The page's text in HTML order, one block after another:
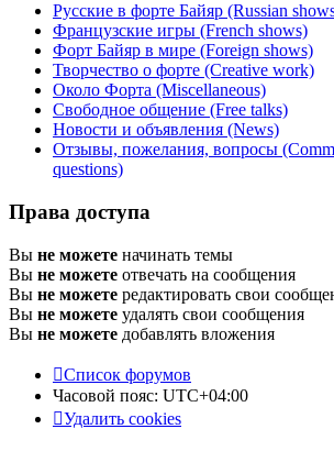
Русские в форте Байяр (Russian
Французские игры (French shows)
Форт Байяр в мире (Foreign shows)
Творчество о форте (Creative work)
Около Форта (Miscellaneous)
Свободное общение (Free talks)
Новости и объявления (News)
Отзывы, пожелания, вопросы
questions)
Права доступа
Вы не можете начинать темы
Вы не можете отвечать на сообщения
Вы не можете редактировать свои
Вы не можете удалять свои сообщения
Вы не можете добавлять вложения
Список форумов
Часовой пояс: UTC+04:00
Удалить cookies